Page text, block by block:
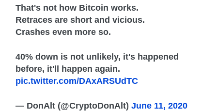
That's not how Bitcoin works.
Retraces are short and vicious.
Crashes even more so.
40% down is not unlikely, it's happened
before, it'll happen again.
pic.twitter.com/DAxARSUdTC
— DonAlt (@CryptoDonAlt)June 11, 2020